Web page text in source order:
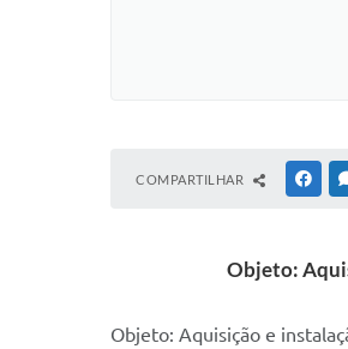
COMPARTILHAR
Objeto:
Objeto: Aquisição e